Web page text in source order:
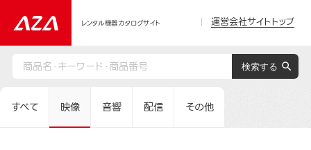
レンタル機器カタログサイト 運営会社サイトトップ
すべて 映像 音響 配信 その他